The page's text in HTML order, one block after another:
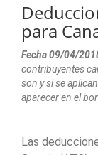
para
Fecha 09/04/
contribuyentes
son y si se
aparecer en el
Las